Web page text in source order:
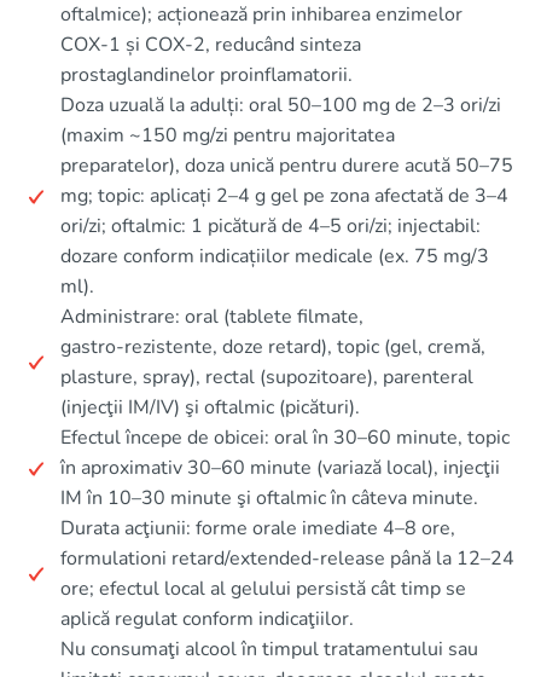
oftalmice); acționează prin inhibarea enzimelor
COX‑1 și COX‑2, reducând sinteza
prostaglandinelor proinflamatorii.
Doza uzuală la adulți: oral 50–100 mg de 2–3 ori/zi
(maxim ~150 mg/zi pentru majoritatea
preparatelor), doza unică pentru durere acută 50–75
mg; topic: aplicați 2–4 g gel pe zona afectată de 3–4
ori/zi; oftalmic: 1 picătură de 4–5 ori/zi; injectabil:
dozare conform indicațiilor medicale (ex. 75 mg/3
ml).
Administrare: oral (tablete filmate,
gastro‑rezistente, doze retard), topic (gel, cremă,
plasture, spray), rectal (supozitoare), parenteral
(injecţii IM/IV) şi oftalmic (picături).
Efectul începe de obicei: oral în 30–60 minute, topic
în aproximativ 30–60 minute (variază local), injecţii
IM în 10–30 minute şi oftalmic în câteva minute.
Durata acţiunii: forme orale imediate 4–8 ore,
formulationi retard/extended‑release până la 12–24
ore; efectul local al gelului persistă cât timp se
aplică regulat conform indicaţiilor.
Nu consumaţi alcool în timpul tratamentului sau